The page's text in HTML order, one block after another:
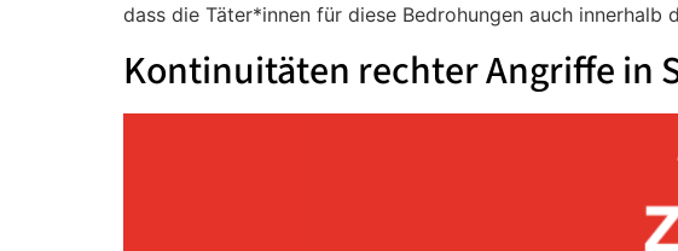
dass die Täter*innen für diese Bedrohungen auch
Kontinuitäten rechter Angriffe in